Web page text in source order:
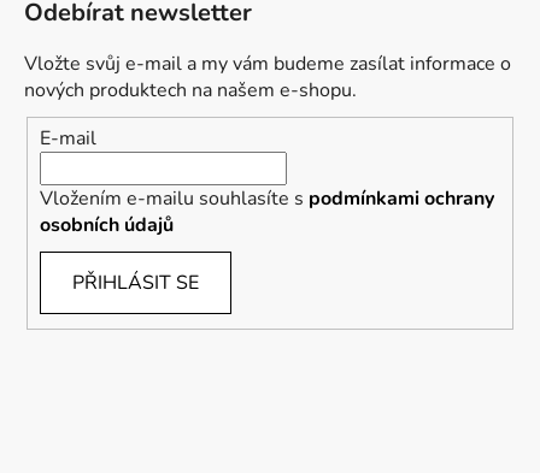
Odebírat newsletter
Vložte svůj e-mail a my vám budeme zasílat informace o
nových produktech na našem e-shopu.
E-mail
Vložením e-mailu souhlasíte s podmínkami ochrany
osobních údajů
PŘIHLÁSIT SE